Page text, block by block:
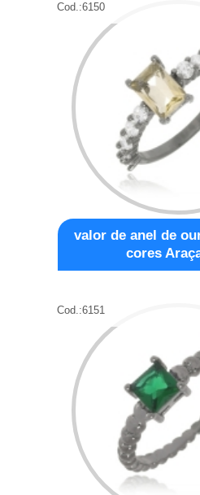
Cod.:6150
valor de anel de
cores
Cod.:6151